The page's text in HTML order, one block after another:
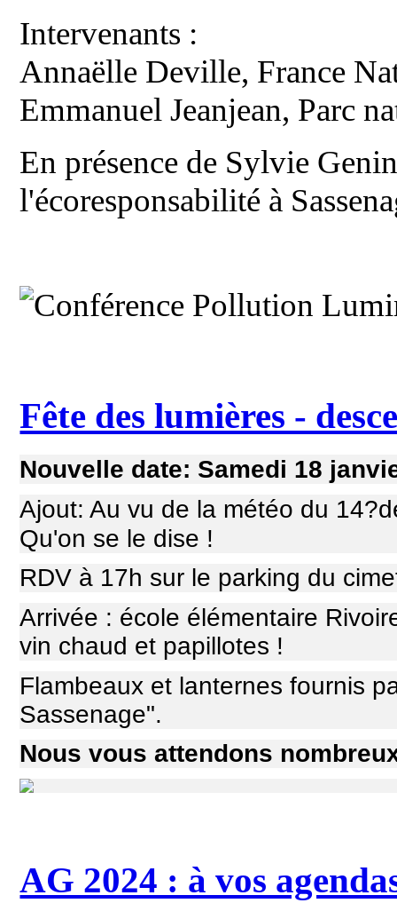
Intervenants :
Annaëlle Deville, France
Emmanuel Jeanjean, Parc
En présence de Sylvie
l'écoresponsabilité à
Fête des lumières -
Nouvelle date: Samedi 18
Ajout: Au vu de la météo du
Qu'on se le dise !
RDV à 17h sur le parking du
Arrivée : école élémentaire
vin chaud et papillotes !
Flambeaux et lanternes fournis
Sassenage".
Nous vous attendons
AG 2024 : à vos